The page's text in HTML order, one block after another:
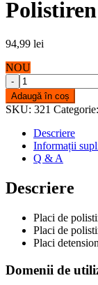
94,99 lei
NOU
Polistiren
expandat
Swisspor
EPS100
10CM
quantity
Adaugă în coș
SKU: 321 Categorie:
Descriere
Informații
Q & A
Descriere
Placi de
Placi de
Placi
Domenii de